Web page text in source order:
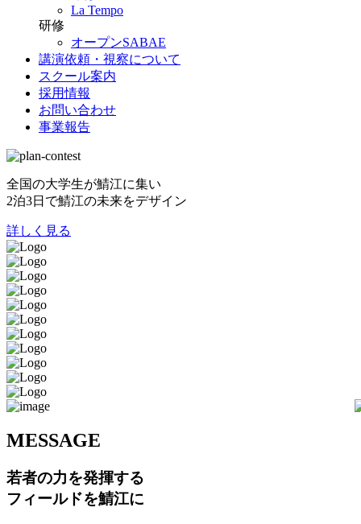
La Tempo
研修
オープンSABAE
講演依頼・視察について
スクール案内
採用情報
お問い合わせ
事業報告
全国の大学生が鯖江に集い
2泊3日で鯖江の未来をデザイン
詳しく見る
MESSAGE
若者の力を発揮する
フィールドを鯖江に